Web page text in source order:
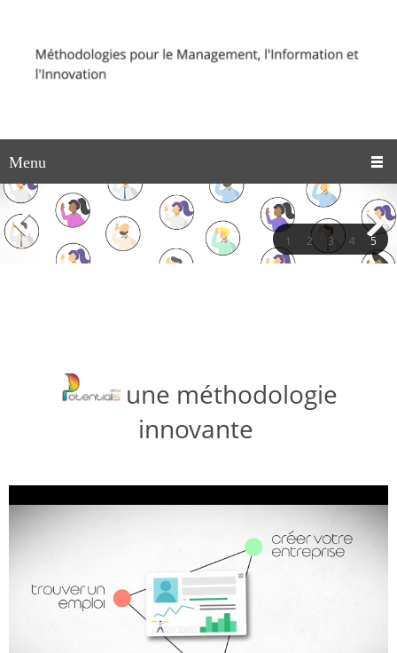
Menu
1 2 3 4 5
une méthodologie
innovante